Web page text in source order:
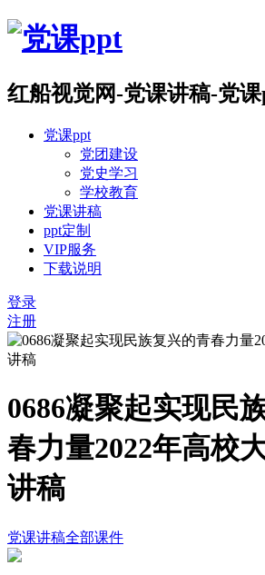
红船视觉网-党课讲稿-党
党课ppt
党团建设
党史学习
学校教育
党课讲稿
ppt定制
VIP服务
下载说明
登录
注册
0686凝聚起实现民
春力量2022年高校
讲稿
党课讲稿全部课件